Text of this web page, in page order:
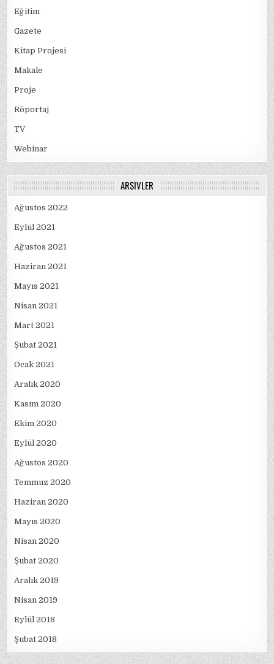
Eğitim
Gazete
Kitap Projesi
Makale
Proje
Röportaj
TV
Webinar
ARŞIVLER
Ağustos 2022
Eylül 2021
Ağustos 2021
Haziran 2021
Mayıs 2021
Nisan 2021
Mart 2021
Şubat 2021
Ocak 2021
Aralık 2020
Kasım 2020
Ekim 2020
Eylül 2020
Ağustos 2020
Temmuz 2020
Haziran 2020
Mayıs 2020
Nisan 2020
Şubat 2020
Aralık 2019
Nisan 2019
Eylül 2018
Şubat 2018